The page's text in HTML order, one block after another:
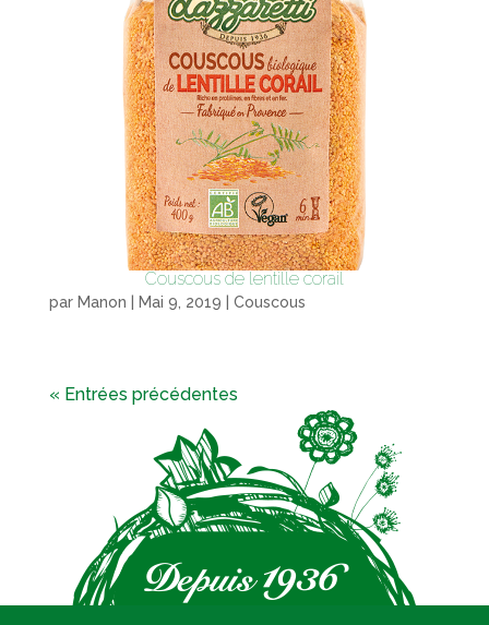
Couscous de lentille corail
par Manon Mai 9, 2019 Couscous
« Entrées précédentes